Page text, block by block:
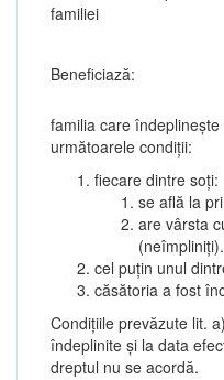
familiei
Beneficiază:
familia care
următoarele condiții:
fiecare dintre soți:
se află la
are vârsta
(neîmpliniți).
cel puțin unul
căsătoria a fost
Condițiile prevăzute lit.
îndeplinite și la data
dreptul nu se acordă.